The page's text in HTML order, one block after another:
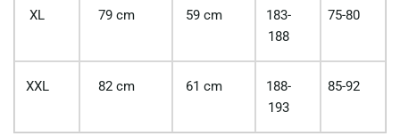
XL 79 cm 59 cm
183-
188
75-80
XXL 82 cm 61 cm
188-
193
85-92